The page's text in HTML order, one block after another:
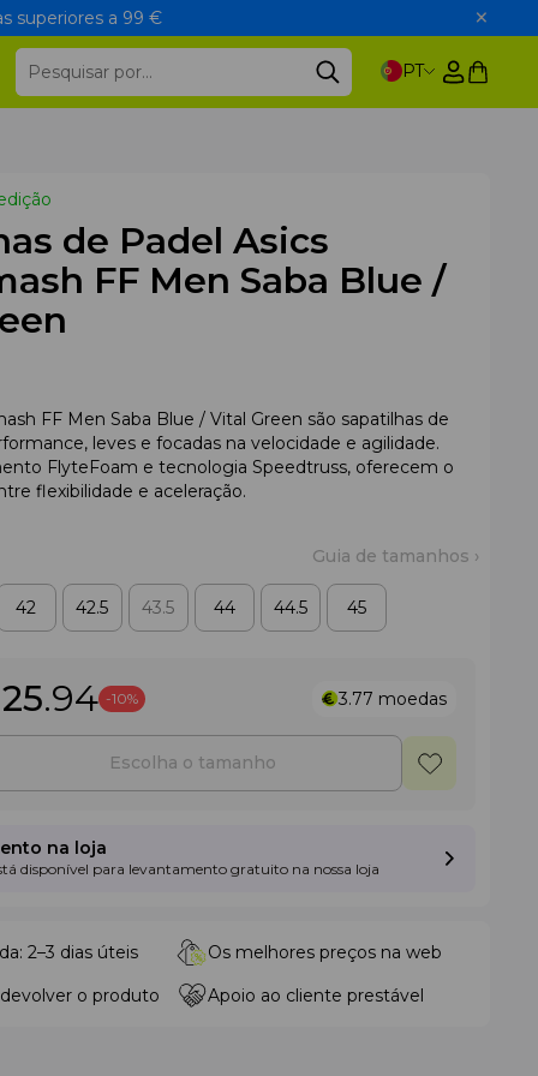
superiores a 99 €
PT
de Padel Asics
FF Men Saba Blue /
FF Men Saba Blue / Vital Green são sapatilhas de
leves e focadas na velocidade e agilidade.
FlyteFoam e tecnologia Speedtruss, oferecem o
flexibilidade e aceleração.
Guia de tamanhos ›
42 42.5 43.5 44 44.5 45
.94 -10% 3.77 moedas
Escolha o tamanho
na loja
disponível para levantamento gratuito na nossa loja
2–3 dias úteis
Os melhores preços na web
o produto
Apoio ao cliente prestável